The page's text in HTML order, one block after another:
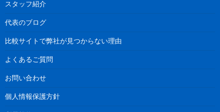
スタッフ紹介
代表のブログ
比較サイトで弊社が見つからない理由
よくあるご質問
お問い合わせ
個人情報保護方針